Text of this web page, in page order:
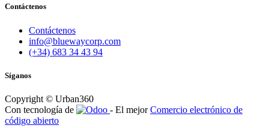
Contáctenos
Contáctenos
info@bluewaycorp.com
(+34) 683 34 43 94
Síganos
Copyright © Urban360
Con tecnología de
- El mejorComercio electrónico de
código abierto